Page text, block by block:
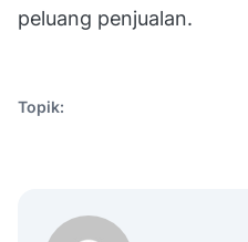
peluang penjualan.
Topik: